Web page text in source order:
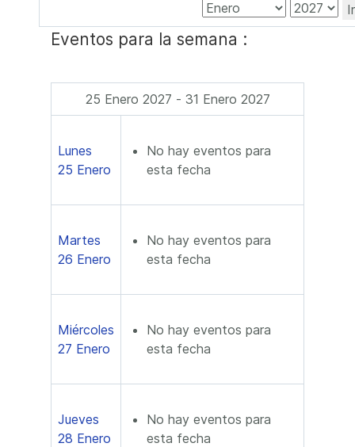
Eventos para la semana :
25 Enero 2027 - 31 Enero 2027
Lunes
25 Enero
No hay eventos para
esta fecha
Martes
26 Enero
No hay eventos para
esta fecha
Miércoles
27 Enero
No hay eventos para
esta fecha
Jueves
28 Enero
No hay eventos para
esta fecha